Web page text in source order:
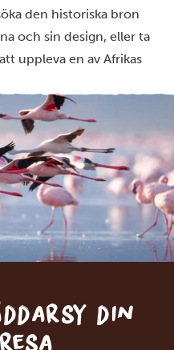
den historiska bron
och sin design, eller ta
uppleva en av Afrikas
din